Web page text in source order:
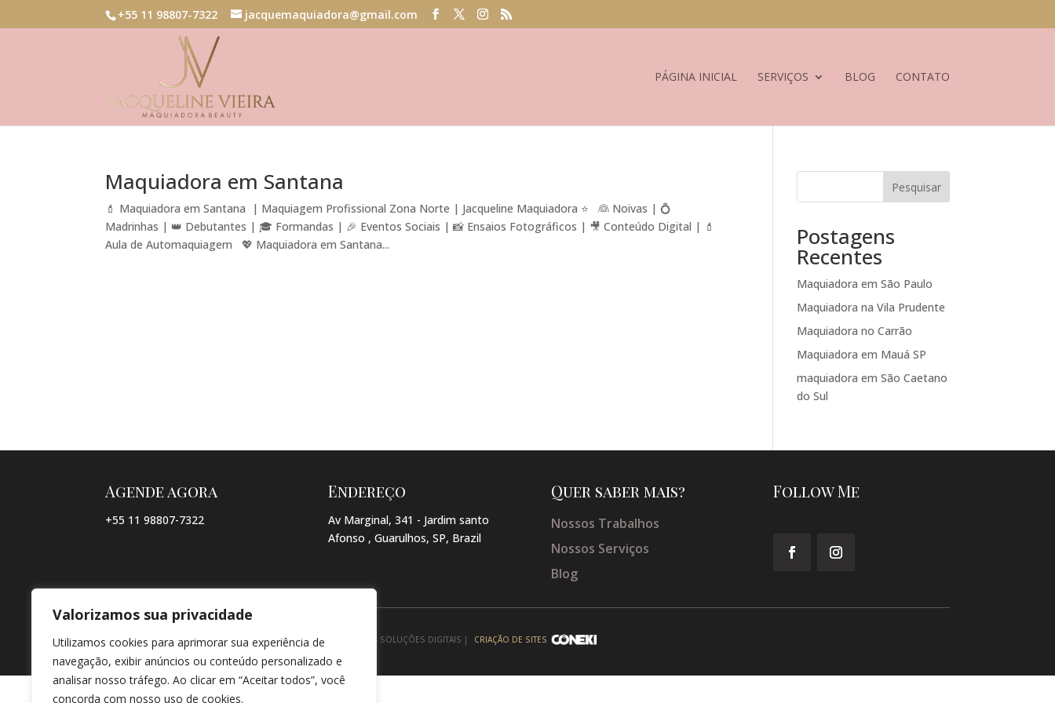
Valorizamos sua privacidade
Utilizamos cookies para aprimorar sua experiência de
navegação, exibir anúncios ou conteúdo personalizado e
analisar nosso tráfego. Ao clicar em “Aceitar todos”, você
concorda com nosso uso de cookies.
+55 11 98807-7322 jacquemaquiadora@gmail.com
PÁGINA INICIAL SERVIÇOS BLOG CONTATO
Maquiadora em Santana
💄 Maquiadora em Santana | Maquiagem Profissional Zona Norte | Jacqueline Maquiadora ⭐ 👰 Noivas | 💍
Madrinhas | 👑 Debutantes | 🎓 Formandas | 🎉 Eventos Sociais | 📸 Ensaios Fotográficos | 🎥 Conteúdo Digital | 💄
Aula de Automaquiagem 💖 Maquiadora em Santana...
Pesquisar
Postagens
Recentes
Maquiadora em São Paulo
Maquiadora na Vila Prudente
Maquiadora no Carrão
Maquiadora em Mauá SP
maquiadora em São Caetano
do Sul
Agende agora
+55 11 98807-7322
Endereço
Av Marginal, 341 - Jardim santo
Afonso , Guarulhos, SP, Brazil
Quer saber mais?
Nossos Trabalhos
Nossos Serviços
Blog
Follow Me
© COPYRIGHT 2026 → JACQUELINE VIEIRA MAKEUP → POR: CONEKI - SOLUÇÕES DIGITAIS | CRIAÇÃO DE SITES